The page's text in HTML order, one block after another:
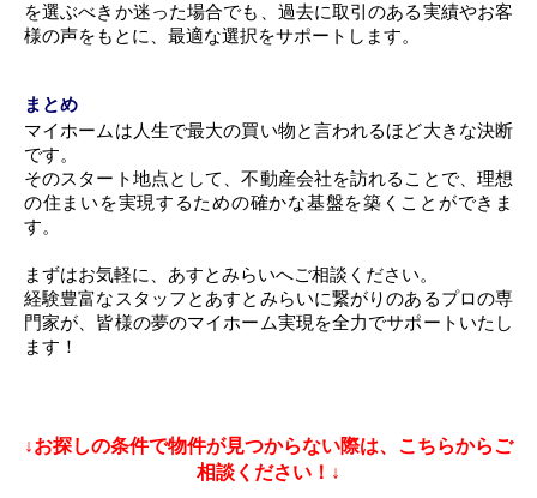
を選ぶべきか迷った場合でも、過去に取引のある実績やお客
様の声をもとに、最適な選択をサポートします。
まとめ
マイホームは人生で最大の買い物と言われるほど大きな決断
です。
そのスタート地点として、不動産会社を訪れることで、理想
の住まいを実現するための確かな基盤を築くことができま
す。
まずはお気軽に、あすとみらいへご相談ください。
経験豊富なスタッフとあすとみらいに繋がりのあるプロの専
門家が、皆様の夢のマイホーム実現を全力でサポートいたし
ます！
↓お探しの条件で物件が見つからない際は、こちらからご
相談ください！↓